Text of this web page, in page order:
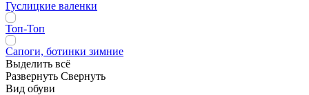
Гуслицкие валенки
Топ-Топ
Сапоги, ботинки зимние
Выделить всё
Развернуть Свернуть
Вид обуви